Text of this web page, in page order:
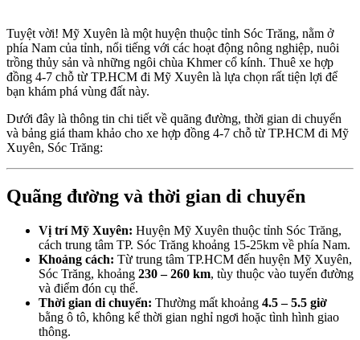
Tuyệt vời! Mỹ Xuyên là một huyện thuộc tỉnh Sóc Trăng, nằm ở
phía Nam của tỉnh, nổi tiếng với các hoạt động nông nghiệp, nuôi
trồng thủy sản và những ngôi chùa Khmer cổ kính. Thuê xe hợp
đồng 4-7 chỗ từ TP.HCM đi Mỹ Xuyên là lựa chọn rất tiện lợi để
bạn khám phá vùng đất này.
Dưới đây là thông tin chi tiết về quãng đường, thời gian di chuyển
và bảng giá tham khảo cho xe hợp đồng 4-7 chỗ từ TP.HCM đi Mỹ
Xuyên, Sóc Trăng:
Quãng đường và thời gian di chuyển
Vị trí Mỹ Xuyên: Huyện Mỹ Xuyên thuộc tỉnh Sóc Trăng,
cách trung tâm TP. Sóc Trăng khoảng 15-25km về phía Nam.
Khoảng cách: Từ trung tâm TP.HCM đến huyện Mỹ Xuyên,
Sóc Trăng, khoảng 230 – 260 km, tùy thuộc vào tuyến đường
và điểm đón cụ thể.
Thời gian di chuyển: Thường mất khoảng 4.5 – 5.5 giờ
bằng ô tô, không kể thời gian nghỉ ngơi hoặc tình hình giao
thông.